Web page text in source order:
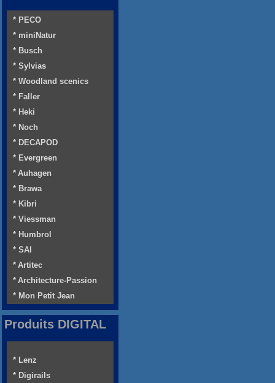
* PECO
* miniNatur
* Busch
* Sylvias
* Woodland scenics
* Faller
* Heki
* Noch
* DECAPOD
* Evergreen
* Auhagen
* Brawa
* Kibri
* Viessman
* Humbrol
* SAI
* Artitec
* Architecture-Passion
* Mon Petit Jean
Produits DIGITAL
* Lenz
* Digirails